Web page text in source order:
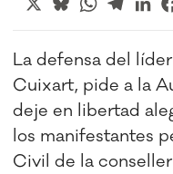
La defensa del
Cuixart, pide a la
deje en libertad
los manifestantes
Civil de la